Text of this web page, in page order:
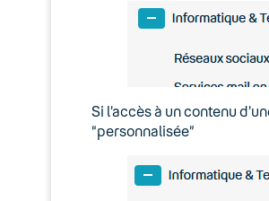
Si l’accès à un contenu
“personnalisée”